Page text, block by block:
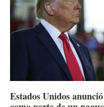
Estados Unidos